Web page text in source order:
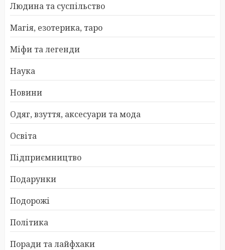
Людина та суспільство
Магія, езотерика, таро
Міфи та легенди
Наука
Новини
Одяг, взуття, аксесуари та мода
Освіта
Підприємництво
Подарунки
Подорожі
Політика
Поради та лайфхаки